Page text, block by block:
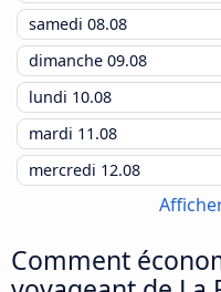
samedi 08.08
dimanche 09.08
lundi 10.08
mardi 11.08
mercredi 12.08
Comment